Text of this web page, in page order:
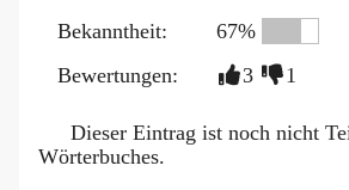
Bekanntheit:
67%
Bewertungen:
3 1
Dieser Eintrag ist noch nicht
Wörterbuches.